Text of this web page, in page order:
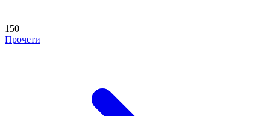
150
Прочети